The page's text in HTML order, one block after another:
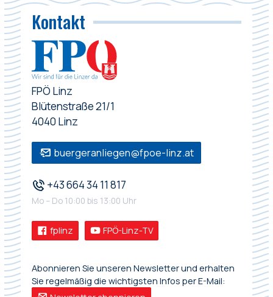
Kontakt
FPÖ Linz
Blütenstraße 21/1
4040 Linz
buergeranliegen@fpoe-linz.at
+43 664 34 11 817
Mo – Do 10:00 bis 13:00 Uhr
fplinz FPÖ-Linz-TV
Abonnieren Sie unseren Newsletter und erhalten
Sie regelmäßig die wichtigsten Infos per E-Mail: